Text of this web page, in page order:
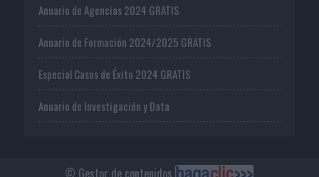
Anuario de Agencias 2024 GRATIS
Anuario de Formación 2024/2025 GRATIS
Especial Casos de Éxito 2024 GRATIS
Anuario de Investigación y Data
© Gestor de contenidos